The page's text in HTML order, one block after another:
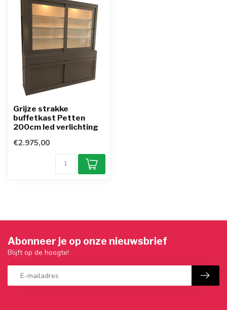
Grijze strakke
buffetkast Petten
200cm led verlichting
€2.975,00
Abonneer je op onze nieuwsbrief
Blijft op de hoogte!